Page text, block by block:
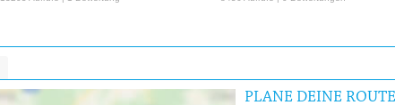
PLANE DEINE